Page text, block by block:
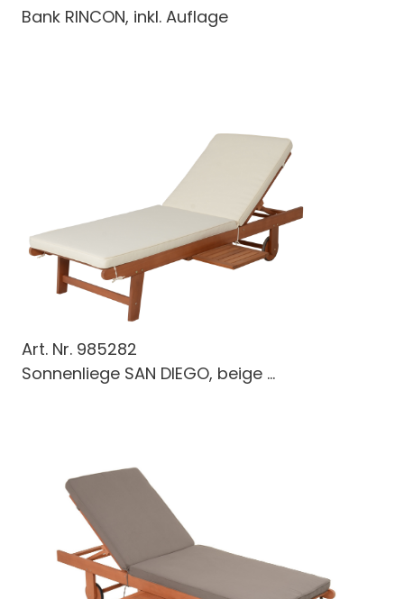
Bank RINCON, inkl. Auflage
Art. Nr. 985282
Sonnenliege SAN DIEGO, beige ...